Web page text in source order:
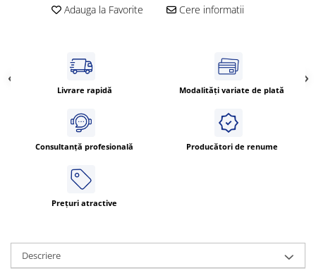
Dispozitive comunicatie
Senzori capacitivi
Senzori de presiune
Senzori distanta
Senzori fotoelectrici
Senzori inductivi
Senzori magnetici-rezistivi
Senzori ultrasonici
Butoane Ex
Bariere optice de protectie
Control si comutatie
Adauga la Favorite Cere informatii
Livrare rapidă Modalități variate de plată
Consultanță profesională Producători de renume
Prețuri atractive
Descriere